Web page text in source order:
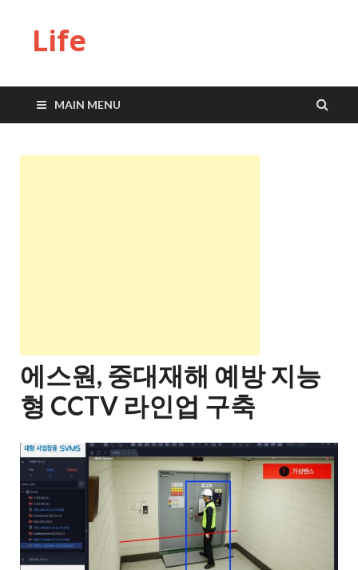
Life
MAIN MENU
에스원, 중대재해 예방 지능
형 CCTV 라인업 구축